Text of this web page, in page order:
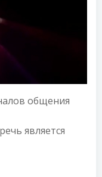
общения
является